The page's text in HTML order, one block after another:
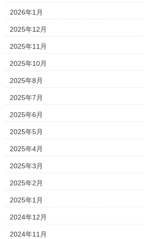
2026年1月
2025年12月
2025年11月
2025年10月
2025年8月
2025年7月
2025年6月
2025年5月
2025年4月
2025年3月
2025年2月
2025年1月
2024年12月
2024年11月